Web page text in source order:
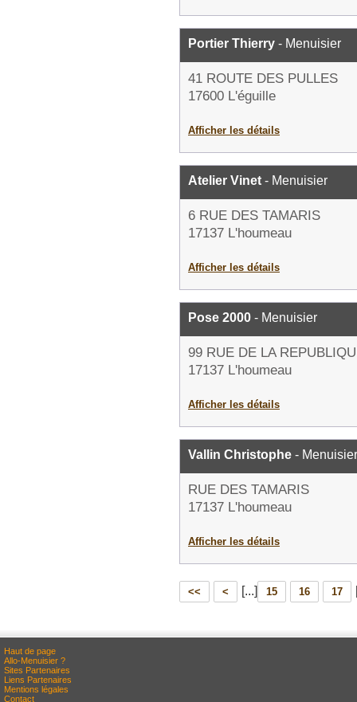
Portier Thierry - Menuisier
41 ROUTE DES PULLES
17600 L'éguille
Afficher les détails
Atelier Vinet - Menuisier
6 RUE DES TAMARIS
17137 L'houmeau
Afficher les détails
Pose 2000 - Menuisier
99 RUE DE LA
17137 L'houmeau
Afficher les détails
Vallin Christophe - Menuisier
RUE DES TAMARIS
17137 L'houmeau
Afficher les détails
<< < [...] 15 16 17
Haut de page
Allo-Menuisier ?
Sites Partenaires
Liens Partenaires
Mentions légales
Contact